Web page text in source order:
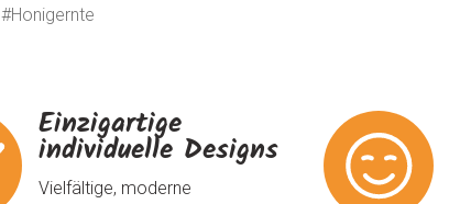
#Honigernte
Einzigartige
individuelle Designs
Vielfältige, moderne